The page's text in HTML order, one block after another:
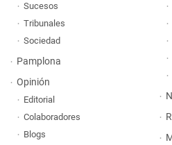
Sucesos
Tribunales
Sociedad
Pamplona
Opinión
Editorial
Colaboradores
Blogs